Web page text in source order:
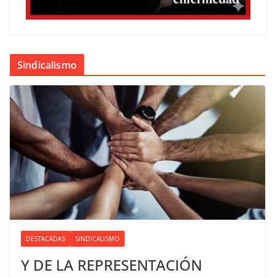
Sindicalismo
DESTACADAS SINDICALISMO
Y DE LA REPRESENTACIÓN